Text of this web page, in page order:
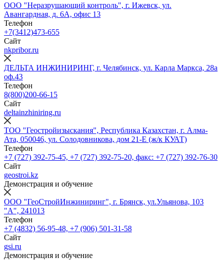
ООО "Неразрушающий контроль", г. Ижевск, ул.
Авангардная, д. 6A, офис 13
Телефон
+7(3412)473-655
Сайт
nkpribor.ru
ДЕЛЬТА ИНЖИНИРИНГ, г. Челябинск, ул. Карла Маркса, 28а
оф.43
Телефон
8(800)200-66-15
Сайт
deltainzhiniring.ru
ТОО "Геостройизыскания", Республика Казахстан, г. Алма-
Ата, 050046, ул. Солодовникова, дом 21-Е (ж/к КУАТ)
Телефон
+7 (727) 392-75-45, +7 (727) 392-75-20, факс: +7 (727) 392-76-30
Сайт
geostroi.kz
Демонстрация и обучение
ООО "ГеоСтройИнжиниринг", г. Брянск, ул.Ульянова, 103
"А", 241013
Телефон
+7 (4832) 56-95-48, +7 (906) 501-31-58
Сайт
gsi.ru
Демонстрация и обучение